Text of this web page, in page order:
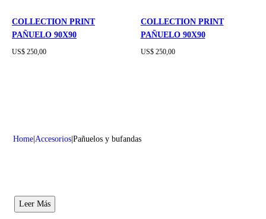
COLLECTION PRINT
PAÑUELO 90X90
US$ 250,00
COLLECTION PRINT
PAÑUELO 90X90
US$ 250,00
Home Accesorios Pañuelos y bufandas
Leer Más